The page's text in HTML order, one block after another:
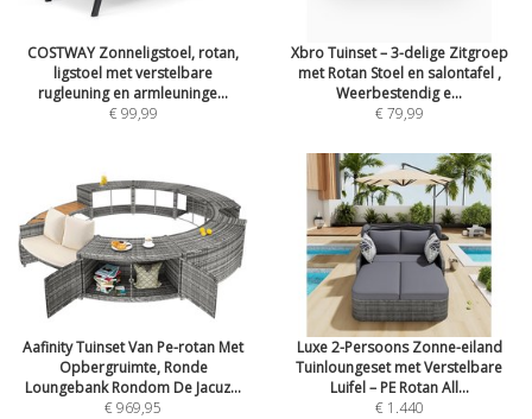
COSTWAY Zonneligstoel, rotan,
ligstoel met verstelbare
rugleuning en armleuninge...
€ 99,99
Xbro Tuinset – 3-delige Zitgroep
met Rotan Stoel en salontafel ,
Weerbestendig e...
€ 79,99
Aafinity Tuinset Van Pe-rotan Met
Opbergruimte, Ronde
Loungebank Rondom De Jacuz...
€ 969,95
Luxe 2-Persoons Zonne-eiland
Tuinloungeset met Verstelbare
Luifel – PE Rotan All...
€ 1.440